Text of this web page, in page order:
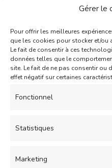
Gérer le
Pour offrir les meilleures
que les cookies pour stocker et/
Le fait de consentir à ces
données telles que le
site. Le fait de ne pas consentir ou
effet négatif sur certaines
Fonctionnel
Statistiques
Marketing
Politique de
© Copyright 2026
Delicious